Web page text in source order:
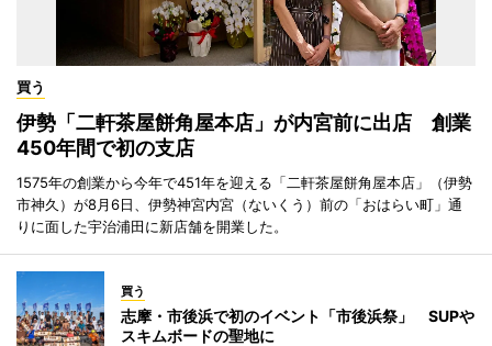
買う
伊勢「二軒茶屋餅角屋本店」が内宮前に出店 創業
450年間で初の支店
1575年の創業から今年で451年を迎える「二軒茶屋餅角屋本店」（伊勢
市神久）が8月6日、伊勢神宮内宮（ないくう）前の「おはらい町」通
りに面した宇治浦田に新店舗を開業した。
買う
志摩・市後浜で初のイベント「市後浜祭」 SUPや
スキムボードの聖地に